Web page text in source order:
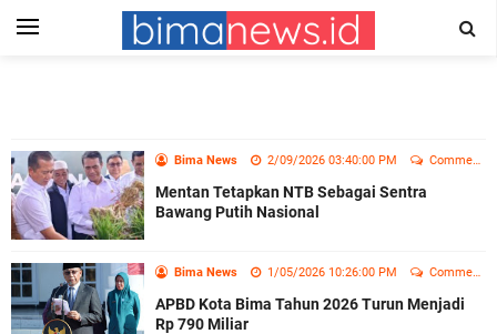
Bima News 2/09/2026 03:40:00 PM Comment
Mentan Tetapkan NTB Sebagai Sentra
Bawang Putih Nasional
Bima News 1/05/2026 10:26:00 PM Comment
APBD Kota Bima Tahun 2026 Turun Menjadi
Rp 790 Miliar